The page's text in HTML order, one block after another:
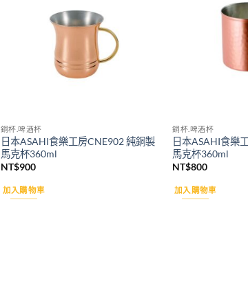
銅杯.啤酒杯
日本ASAHI食樂工房CNE902 純銅製
馬克杯360ml
NT$900
加入購物車
銅杯.啤酒杯
日本ASAHI食樂
馬克杯360ml
NT$800
加入購物車